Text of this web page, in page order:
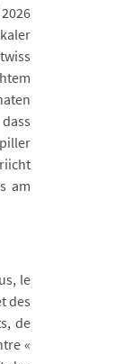
am
le
des
de
«